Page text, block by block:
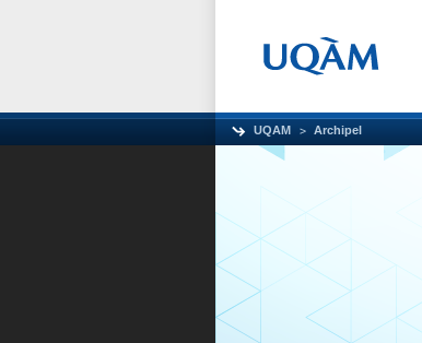
UQAM Archipel